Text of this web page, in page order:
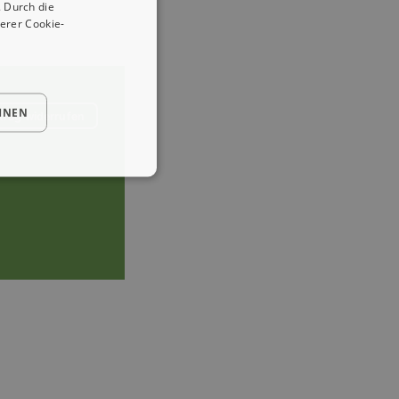
widerrufen
die
Cookie-